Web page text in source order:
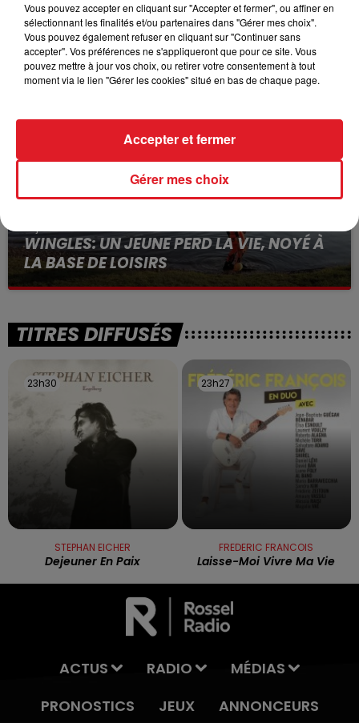
15 juillet 2026
BÉTHUNE: ENQUÊTE POUR HOMICIDE
VOLONTAIRE EN COURS, APRÈS LA...
Selon les premiers éléments, le logement servait
13 juillet 2026
WINGLES: UN JEUNE PERD LA VIE, NOYÉ À
LA BASE DE LOISIRS
La victime a coulé à pic
TITRES DIFFUSÉS
23h30
23h30
STEPHAN EICHER
Dejeuner En Paix
23h27
23h27
FREDERIC FRANCOIS
Laisse-Moi Vivre Ma Vie
ACTUS RADIO
MÉDIAS
PRONOSTICS
JEUX ANNONCEURS
Vous pouvez accepter en cliquant sur "Accepter et fermer", ou affiner en
sélectionnant les finalités et/ou partenaires dans "Gérer mes choix".
Vous pouvez également refuser en cliquant sur "Continuer sans
accepter". Vos préférences ne s'appliqueront que pour ce site. Vous
pouvez mettre à jour vos choix, ou retirer votre consentement à tout
moment via le lien "Gérer les cookies" situé en bas de chaque page.
Gérer mes choix
Accepter et fermer